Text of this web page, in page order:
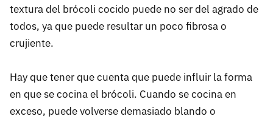
textura del brócoli cocido puede no ser del agrado de
todos, ya que puede resultar un poco fibrosa o
crujiente.
Hay que tener que cuenta que puede influir la forma
en que se cocina el brócoli. Cuando se cocina en
exceso, puede volverse demasiado blando o